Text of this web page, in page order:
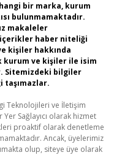
bir marka, kurum
bulunmamaktadır.
makaleler
içerikler haber niteliği
kişiler hakkında
kurum ve kişiler ile isim
Sitemizdeki bilgiler
taşımazlar.
Teknolojileri ve İletişim
Sağlayıcı olarak hizmet
proaktif olarak denetleme
Ancak, üyelerimiz
olup, siteye üye olarak